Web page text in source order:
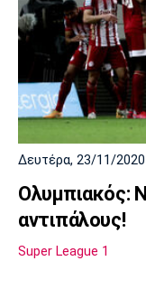
Δευτέρα, 23/11/2020
Ολυμπιακός:
αντιπάλους!
Super League 1